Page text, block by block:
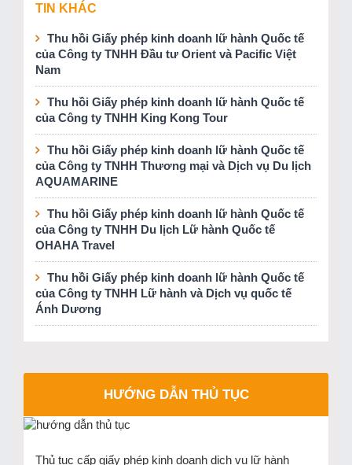
TIN KHÁC
Thu hồi Giấy phép kinh doanh lữ hành Quốc tế
của Công ty TNHH Đầu tư Orient và Pacific Việt
Nam
Thu hồi Giấy phép kinh doanh lữ hành Quốc tế
của Công ty TNHH King Kong Tour
Thu hồi Giấy phép kinh doanh lữ hành Quốc tế
của Công ty TNHH Thương mại và Dịch vụ Du lịch
AQUAMARINE
Thu hồi Giấy phép kinh doanh lữ hành Quốc tế
của Công ty TNHH Du lịch Lữ hành Quốc tế
OHAHA Travel
Thu hồi Giấy phép kinh doanh lữ hành Quốc tế
của Công ty TNHH Lữ hành và Dịch vụ quốc tế
Ánh Dương
HƯỚNG DẪN THỦ TỤC
Thủ tục cấp giấy phép kinh doanh dịch vụ lữ hành